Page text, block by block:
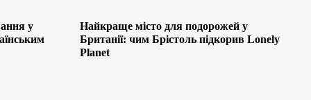
у
Найкраще місто для подорожей у
Британії: чим Брістоль підкорив Lonely
Planet